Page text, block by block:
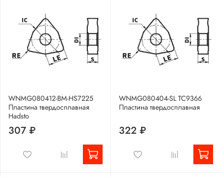
WNMG080412-BM-HS7225
Пластина твердосплавная
Hadsto
307 ₽
WNMG080404-SL TC9366
Пластина твердосплавная
322 ₽